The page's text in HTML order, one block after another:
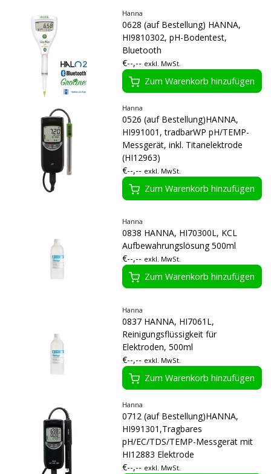
Hanna
0628 (auf Bestellung) HANNA,
HI9810302, pH-Bodentest,
Bluetooth
€--,-- exkl. MwSt.
Zum Warenkorb hinzufügen
Hanna
0526 (auf Bestellung)HANNA,
HI991001, tradbarWP pH/TEMP-
Messgerät, inkl. Titanelektrode
(HI12963)
€--,-- exkl. MwSt.
Zum Warenkorb hinzufügen
Hanna
0838 HANNA, HI70300L, KCL
Aufbewahrungslösung 500ml
€--,-- exkl. MwSt.
Zum Warenkorb hinzufügen
Hanna
0837 HANNA, HI7061L,
Reinigungsflüssigkeit für
Elektroden, 500ml
€--,-- exkl. MwSt.
Zum Warenkorb hinzufügen
Hanna
0712 (auf Bestellung)HANNA,
HI991301,Tragbares
pH/EC/TDS/TEMP-Messgerät mit
HI12883 Elektrode
€--,-- exkl. MwSt.